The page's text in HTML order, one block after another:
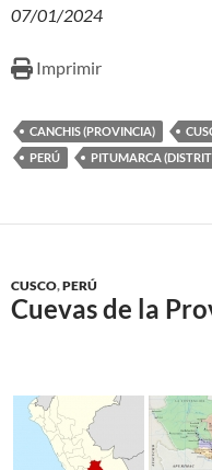
07/01/2024
Imprimir
CANCHIS (PROVINCIA)
PERÚ
PITUMARCA
CUSCO,PERÚ
Cuevas de la